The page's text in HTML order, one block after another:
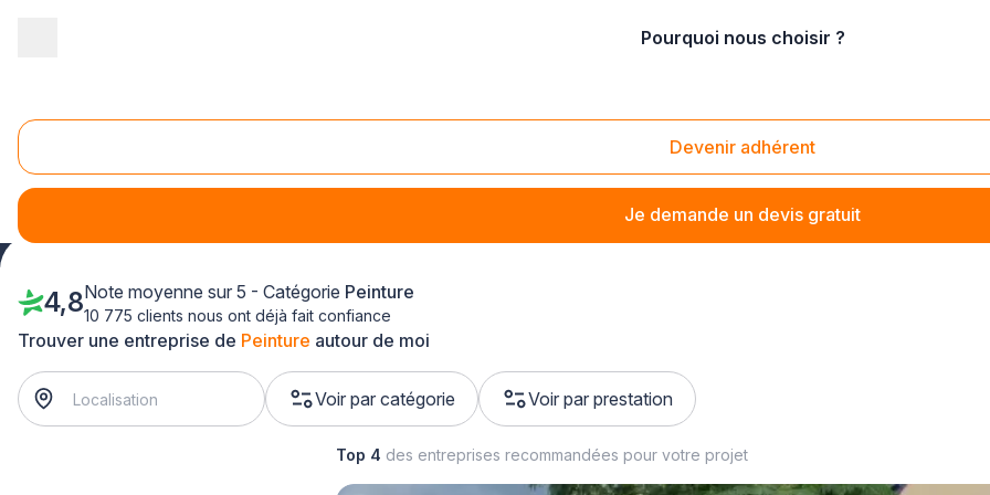
Pourquoi nous choisir ?
Devenir adhérent
Je demande un devis gratuit
Peinture Ille-et-Vilaine (35)
Grâce à plus-que-pro.fr, la recherche d'un peintre en bâtiment dans l'Ille-et-Vilaine pourenduire des hangars ou
Trouver une entreprise de Peinture autour de moi
Voir par catégorie Voir par prestation
4,8Note moyenne sur 5 - Catégorie Peinture
10 775 clients nous ont déjà fait confiance
Top 4 des entreprises recommandées pour votre projet